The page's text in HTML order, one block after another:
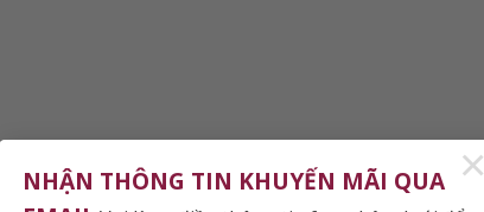
NHẬN THÔNG TIN KHUYẾN MÃI QUA ×